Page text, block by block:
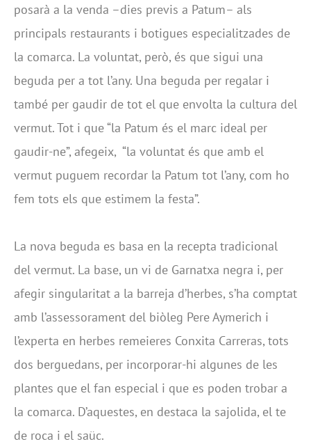
posarà a la venda –dies previs a Patum– als
principals restaurants i botigues especialitzades de
la comarca. La voluntat, però, és que sigui una
beguda per a tot l’any. Una beguda per regalar i
també per gaudir de tot el que envolta la cultura del
vermut. Tot i que “la Patum és el marc ideal per
gaudir-ne”, afegeix, “la voluntat és que amb el
vermut puguem recordar la Patum tot l’any, com ho
fem tots els que estimem la festa”.
La nova beguda es basa en la recepta tradicional
del vermut. La base, un vi de Garnatxa negra i, per
afegir singularitat a la barreja d’herbes, s’ha comptat
amb l’assessorament del biòleg Pere Aymerich i
l’experta en herbes remeieres Conxita Carreras, tots
dos berguedans, per incorporar-hi algunes de les
plantes que el fan especial i que es poden trobar a
la comarca. D’aquestes, en destaca la sajolida, el te
de roca i el saüc.